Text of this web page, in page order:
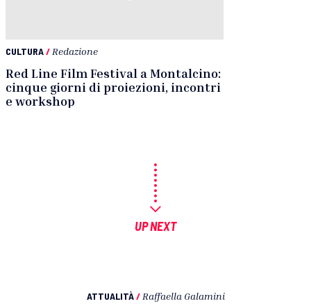
CULTURA/ Redazione
Red Line Film Festival a Montalcino:
cinque giorni di proiezioni, incontri
e workshop
UP NEXT
ATTUALITÀ / Raffaella Galamini